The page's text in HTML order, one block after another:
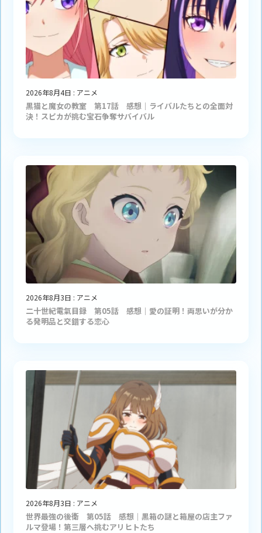
2026年8月4日 : アニメ
黒猫と魔女の教室 第17話 感想｜ライバルたちとの全面対
決！スピカが挑む宝石争奪サバイバル
2026年8月3日 : アニメ
二十世紀電氣目録 第05話 感想｜愛の証明！両思いが分か
る発明品と交錯する恋心
2026年8月3日 : アニメ
世界最強の後衛 第05話 感想｜黒箱の謎と箱屋の店主ファ
ルマ登場！第三層へ挑むアリヒトたち